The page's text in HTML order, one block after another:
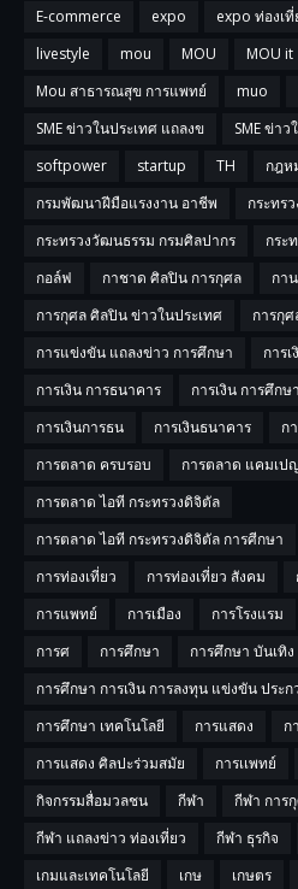
E-commerce expo expo ท่องเที่
livestyle
mou MOU MOU it
Mou สาธารณสุข การแพทย์
muo
SME ข่าวในประเทศ แถลงข
SME ข่า
softpower
startup TH
กฎห
กรมพัฒนาฝีมือแรงงาน อาชีพ
กระทร
กระทรวงวัฒนธรรม กรมศิลปากร
กระ
กอล์ฟ
กาชาด ศิลปิน การกุศล กา
การกุศล ศิลปิน ข่าวในประเทศ
การกุ
การแข่งขัน แถลงข่าว การศึกษา
การเ
การเงิน การธนาคาร
การเงิน การศึกษา
การเงินการธน
การเงินธนาคาร ก
การตลาด ครบรอบ
การตลาด แคมเป
การตลาด ไอที กระทรวงดิจิตัล
การตลาด ไอที กระทรวงดิจิตัล การศีกษา
การท่องเที่ยว
การท่องเที่ยว สังคม
การแพทย์
การเมือง การโรงแรม
การศ
การศึกษา
การศึกษา บันเทิง
การศึกษา การเงิน การลงทุน แข่งขัน ประก
การศึกษา เทคโนโลยี
การแสดง
ก
การแสดง ศิลปะร่วมสมัย
การเเพทย์
กิจกรรมสื่อมวลชน
กีฬา กีฬา การ
กีฬา แถลงข่าว ท่องเที่ยว
กีฬา ธุรกิจ
เกมและเทคโนโลยี
เกษ เกษตร